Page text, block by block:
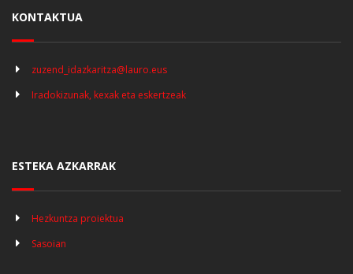
KONTAKTUA
zuzend_idazkaritza@lauro.eus
Iradokizunak, kexak eta eskertzeak
ESTEKA AZKARRAK
Hezkuntza proiektua
Sasoian